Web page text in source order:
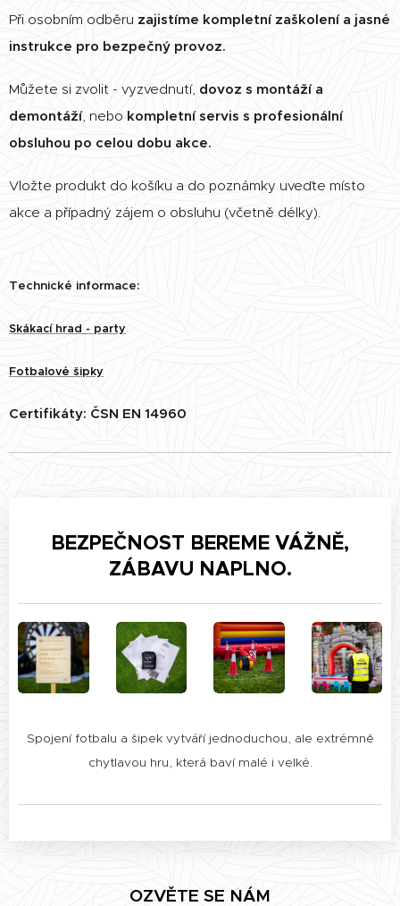
Při osobním odběru zajistíme kompletní zaškolení a jasné
instrukce pro bezpečný provoz.
Můžete si zvolit - vyzvednutí, dovoz s montáží a
demontáží, nebo kompletní servis s profesionální
obsluhou po celou dobu akce.
Vložte produkt do košíku a do poznámky uveďte místo
akce a případný zájem o obsluhu (včetně délky).
Technické informace:
Skákací hrad - party
Fotbalové šipky
Certifikáty: ČSN EN 14960
BEZPEČNOST BEREME VÁŽNĚ,
ZÁBAVU NAPLNO.
Spojení fotbalu a šipek vytváří jednoduchou, ale extrémně
chytlavou hru, která baví malé i velké.
OZVĚTE SE NÁM